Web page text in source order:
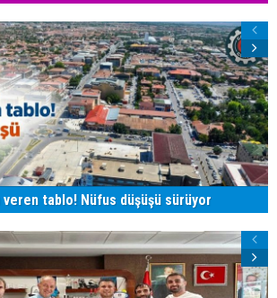
veren tablo! Nüfus düşüşü sürüyor